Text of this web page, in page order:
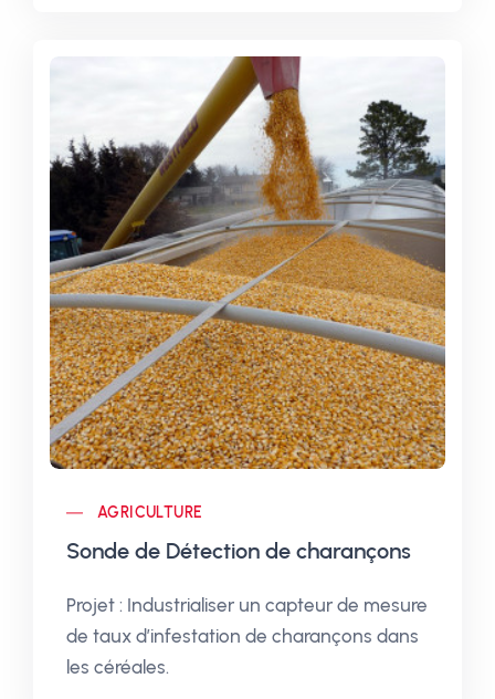
AGRICULTURE
Sonde de Détection de charançons
Projet : Industrialiser un capteur de mesure
de taux d’infestation de charançons dans
les céréales.